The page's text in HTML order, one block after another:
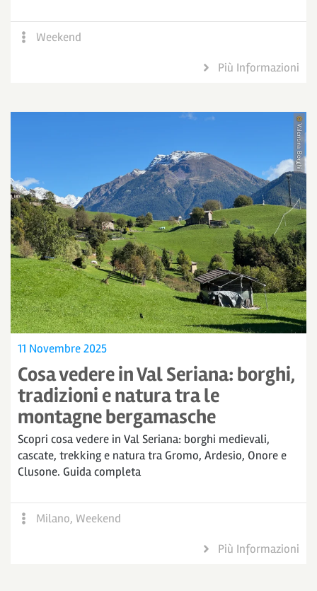
Weekend
Più Informazioni
11 Novembre 2025
Cosa vedere in Val Seriana: borghi,
tradizioni e natura tra le
montagne bergamasche
Scopri cosa vedere in Val Seriana: borghi medievali,
cascate, trekking e natura tra Gromo, Ardesio, Onore e
Clusone. Guida completa
Milano, Weekend
Più Informazioni